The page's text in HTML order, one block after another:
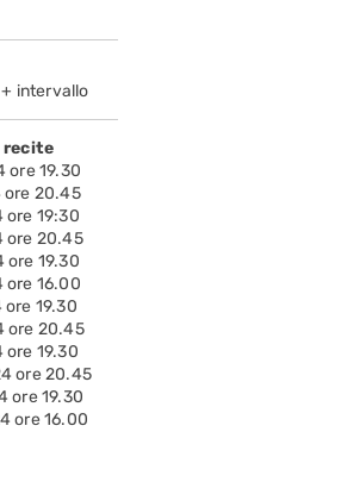
intervallo
recite
ore 19.30
ore 20.45
ore 19:30
ore 20.45
ore 19.30
ore 16.00
ore 19.30
ore 20.45
ore 19.30
ore 20.45
ore 19.30
ore 16.00